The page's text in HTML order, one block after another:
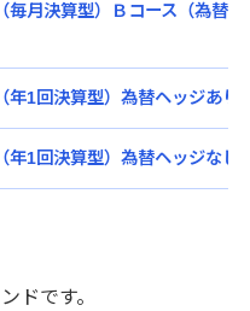
毎月決算型）Ｂコース（為替ヘ
1回決算型）為替ヘッジあり
1回決算型）為替ヘッジなし
ドです。